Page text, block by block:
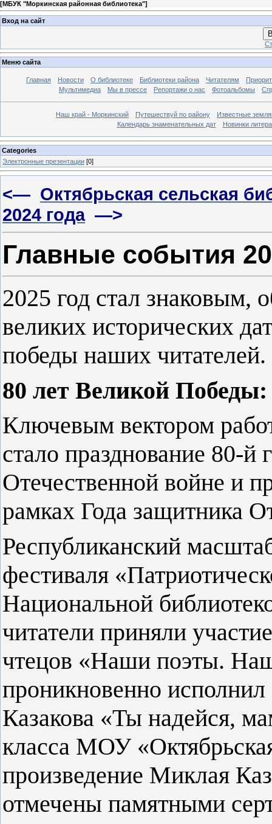
[МБУК "Моркинская районная библиотека"]
Вход на сайт
Меню сайта
Главная Новости О библиотеке Библиотеки района Читателям
Мультимедиа
Мы в прессе Репортажи о нас Фотоальбомы
Наш край - Моркинский Путешествуй по району
Известные
Календарь знаменательных дат
Новинки
Categories
Электронные презентации [0]
<— Октябрьская сельская
2024 года—>
Главные события
2025 год стал знаковым,
великих исторических
победы наших читателей.
80 лет Великой
Ключевым вектором
стало празднование 80-
Отечественной войне и
рамках Года защитника
Республиканский
фестиваля
Национальной
читатели приняли
чтецов «Наши поэты.
проникновенно
Казакова «Ты надейся,
класса МОУ
произведение Миклая
отмечены памятными